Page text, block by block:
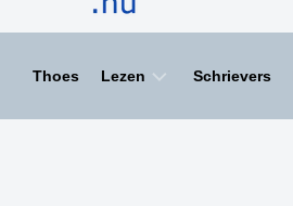
Thoes Lezen Schrievers